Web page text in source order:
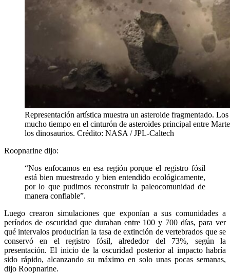
Representación artística muestra un asteroide fragmentado.
mucho tiempo en el cinturón de asteroides principal entre
los dinosaurios. Crédito: NASA / JPL-Caltech
Roopnarine dijo:
“Nos enfocamos en esa región porque el registro fósil
está bien muestreado y bien entendido ecológicamente,
por lo que pudimos reconstruir la paleocomunidad de
manera confiable”.
Luego crearon simulaciones que exponían a sus comunidades a
períodos de oscuridad que duraban entre 100 y 700 días, para ver
qué intervalos producirían la tasa de extinción de vertebrados que se
conservó en el registro fósil, alrededor del 73%, según la
presentación. El inicio de la oscuridad posterior al impacto habría
sido rápido, alcanzando su máximo en solo unas pocas semanas,
dijo Roopnarine.